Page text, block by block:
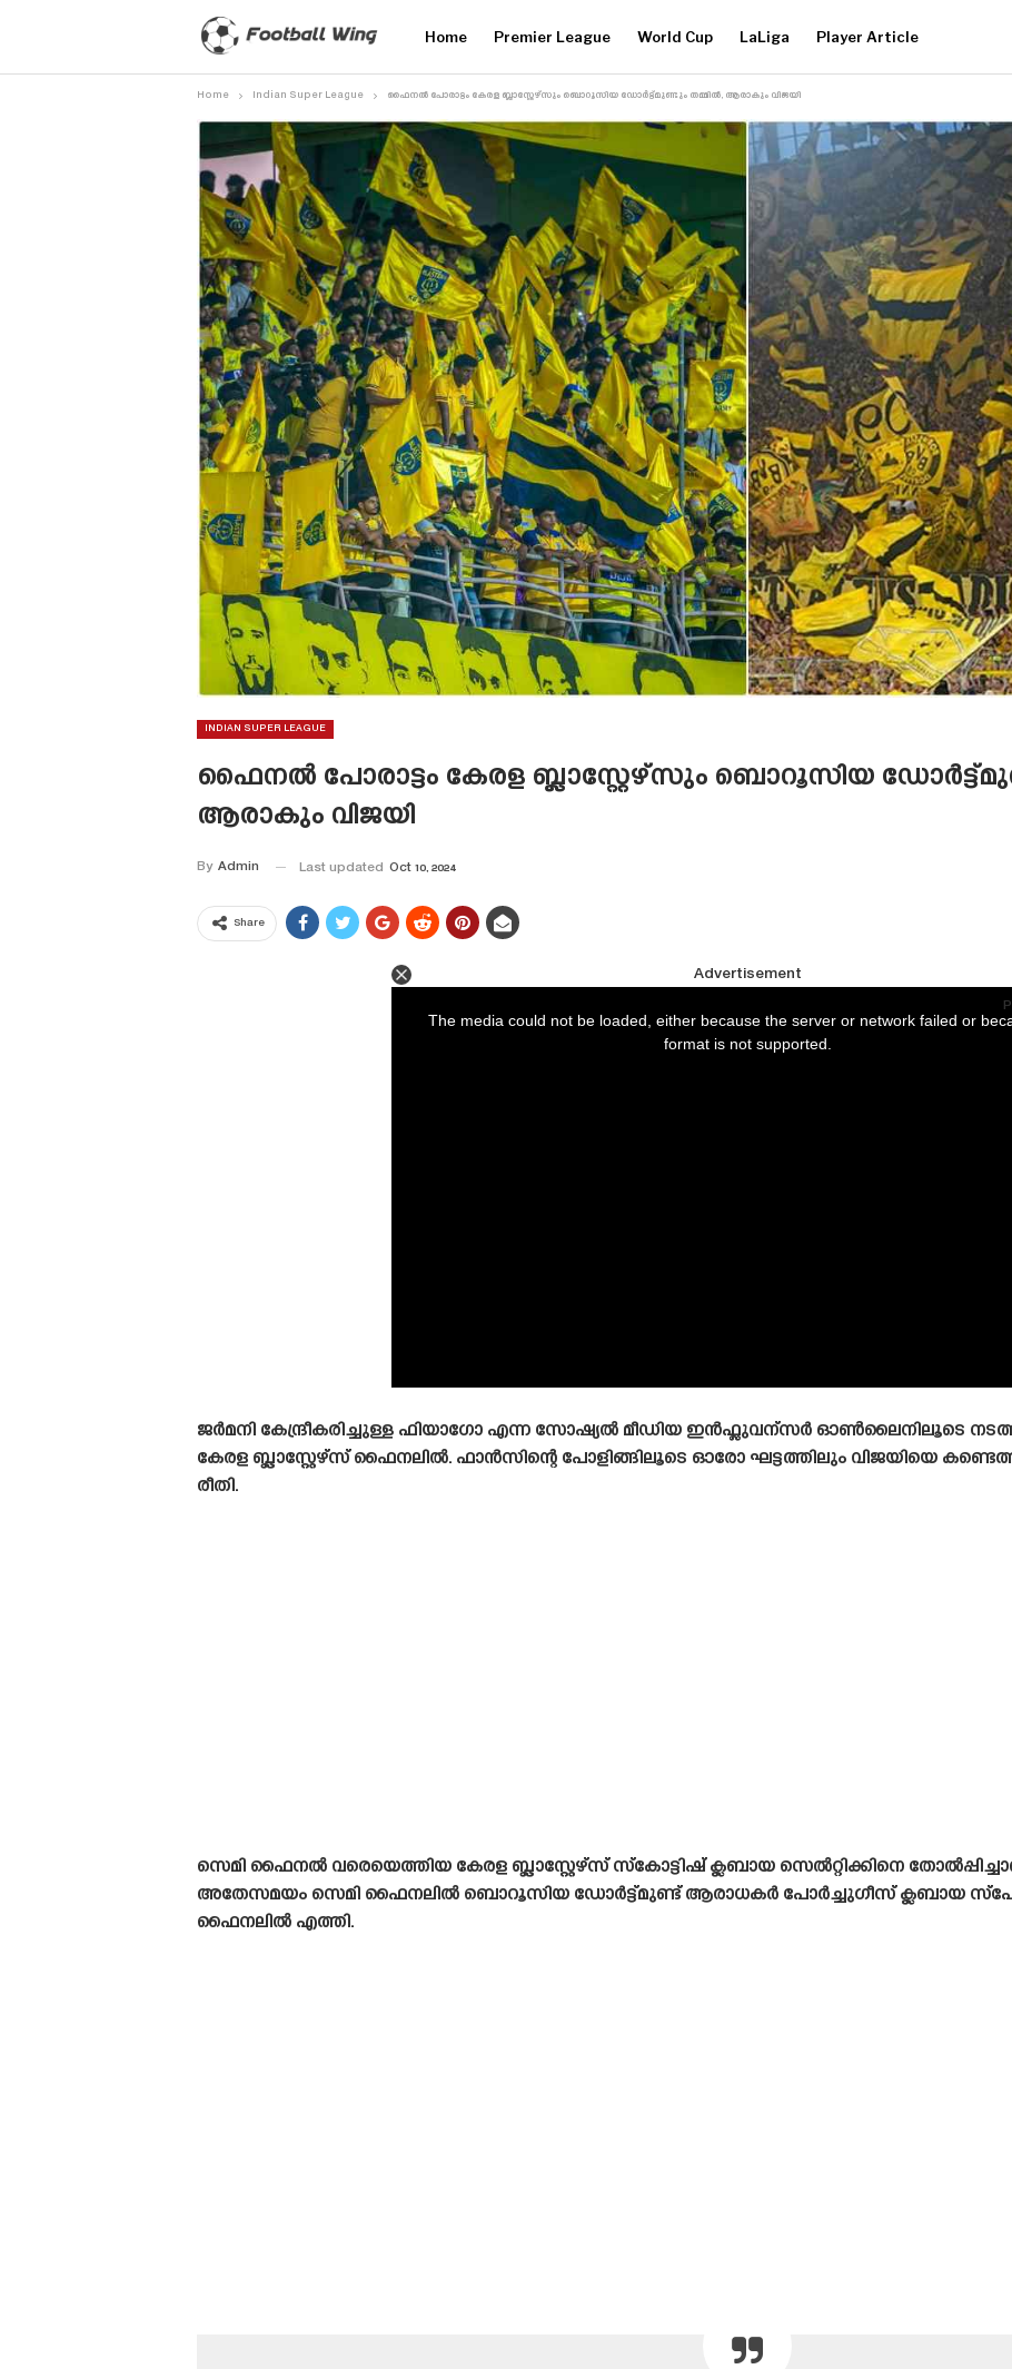
Home Premier League World Cup LaLiga Player Article
Home Indian Super League ഫൈനൽ പോരാട്ടം കേരള ബ്ലാസ്റ്റേഴ്‌സും ബൊറൂസിയ ഡോർട്ട്മുണ്ടും തമ്മിൽ, ആരാകും വിജയി
INDIAN SUPER LEAGUE
ഫൈനൽ പോരാട്ടം കേരള ബ്ലാസ്റ്റേഴ്‌സും ബൊറൂസിയ
ആരാകും വിജയി
By Admin Last updated Oct 10, 2024
Share
Advertisement
The media could not be loaded, either because the server or network failed or
format is not supported.
ജർമനി കേന്ദ്രീകരിച്ചുള്ള ഫിയാഗോ എന്ന സോഷ്യൽ മീഡിയ ഇൻഫ്ലുവന്സർ ഓൺലൈനിലൂടെ
കേരള ബ്ലാസ്റ്റേഴ്‌സ് ഫൈനലിൽ. ഫാൻസിന്റെ പോളിങ്ങിലൂടെ ഓരോ ഘട്ടത്തിലും വിജയിയെ
രീതി.
സെമി ഫൈനൽ വരെയെത്തിയ കേരള ബ്ലാസ്റ്റേഴ്‌സ് സ്‌കോട്ടിഷ് ക്ലബായ സെൽറ്റിക്കിനെ
അതേസമയം സെമി ഫൈനലിൽ ബൊറൂസിയ ഡോർട്ട്മുണ്ട് ആരാധകർ പോർച്ചുഗീസ് ക്ലബായ
ഫൈനലിൽ എത്തി.